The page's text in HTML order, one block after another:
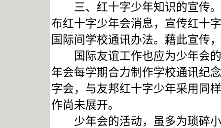
三、红十字少年知识的宣传。
布红十字少年会消息，宣传红十
国际间学校通讯办法。藉此宣传
国际友谊工作也应为少年会的
年会每学期合力制作学校通讯纪
字会，与友邦红十字少年采用同
作尚未展开。
少年会的活动，虽多为琐碎小